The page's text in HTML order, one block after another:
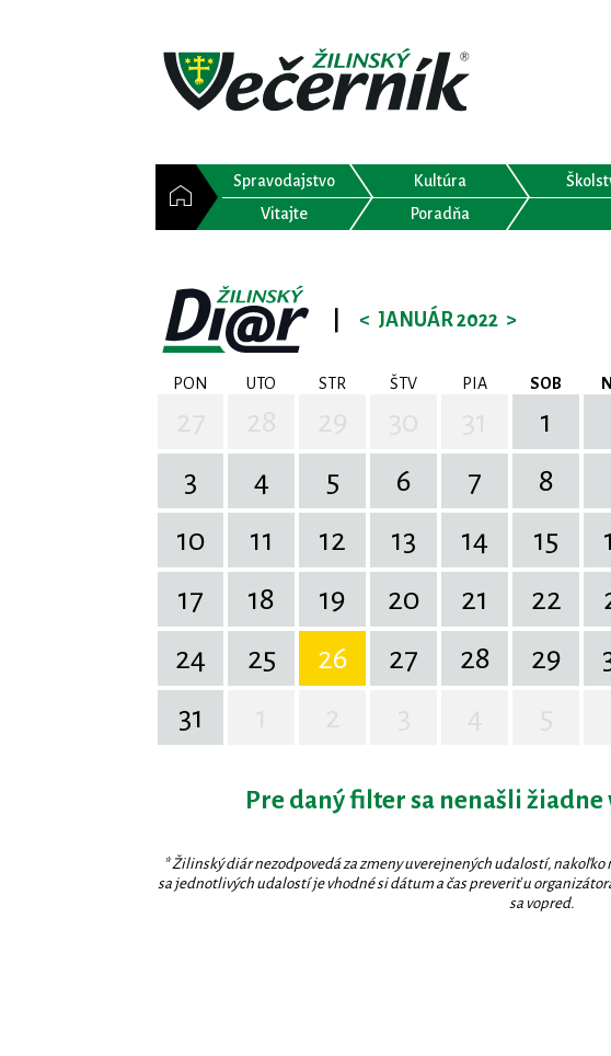
Spravodajstvo Kultúra
Vitajte
Poradňa
< JANUÁR 2022 >
PON UTO STR ŠTV PIA SOB
1
3
4 5 6 7 8
10
11 12 13 14 15
17
18 19 20 21 22
24
25 26 27 28 29
31
Pre daný filter sa nenašli
* Žilinský diár nezodpovedá za zmeny uverejnených udalostí,
sa jednotlivých udalostí je vhodné si dátum a čas preveriť u
sa vopred.